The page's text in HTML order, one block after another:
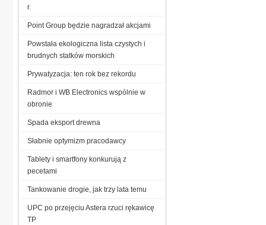
r.
Point Group będzie nagradzał akcjami
Powstała ekologiczna lista czystych i
brudnych statków morskich
Prywatyzacja: ten rok bez rekordu
Radmor i WB Electronics wspólnie w
obronie
Spada eksport drewna
Słabnie optymizm pracodawcy
Tablety i smartfony konkurują z
pecetami
Tankowanie drogie, jak trzy lata temu
UPC po przejęciu Astera rzuci rękawicę
TP